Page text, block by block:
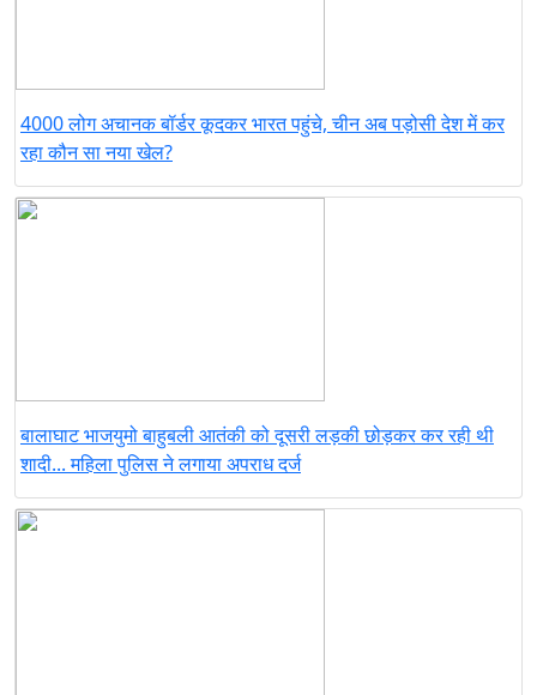
4000 लोग अचानक बॉर्डर कूदकर भारत पहुंचे, चीन अब पड़ोसी देश में कर
रहा कौन सा नया खेल?
बालाघाट भाजयुमो बाहुबली आतंकी को दूसरी लड़की छोड़कर कर रही थी
शादी... महिला पुलिस ने लगाया अपराध दर्ज